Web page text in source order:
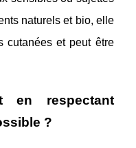
naturels et bio, elle
cutanées et peut être
en respectant
?